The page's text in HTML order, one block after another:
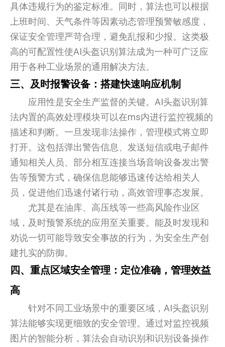
具体违规行为的鉴定标准。同时，算法也可以根据
上班时间、天气条件等因素动态管理预警敏感度，
保证安全管理严苛合理，避免乱报和少报。这类极
高的可配置性使AI头盔识别算法成为一种可广泛应
用于各种工业场景的通用解决方法。
三、及时报警设备：搭建快速响应机制
应用性是安全生产监督的关键。AI头盔识别算
法内置的高效处理模块可以在ms内进行监控视频的
描述和判断。一旦发现非法操作，管理模式将立即
打开。这包括弹出警告信息、发送短信或电子邮件
通知相关人员、部分相互连接当场音响设备发出警
告等预警方式，确保信息能够迅速传达给相关人
员，促进他们迅速付诸行动，高效管理事态发展。
尤其是在油库、高压线等一些高风险作业区
域，及时预警系统的应用至关重要。能及时发现和
劝说一切可能导致安全事故的行为，为安全生产创
建扎实的防御。
四、重点区域安全管理：定位准确，管理效益
高
针对不同工业场景中的重要区域，AI头盔识别
算法能够实现更细致的安全管理。通过对监控视频
图片的智能分析，算法会自动识别和识别设备操作